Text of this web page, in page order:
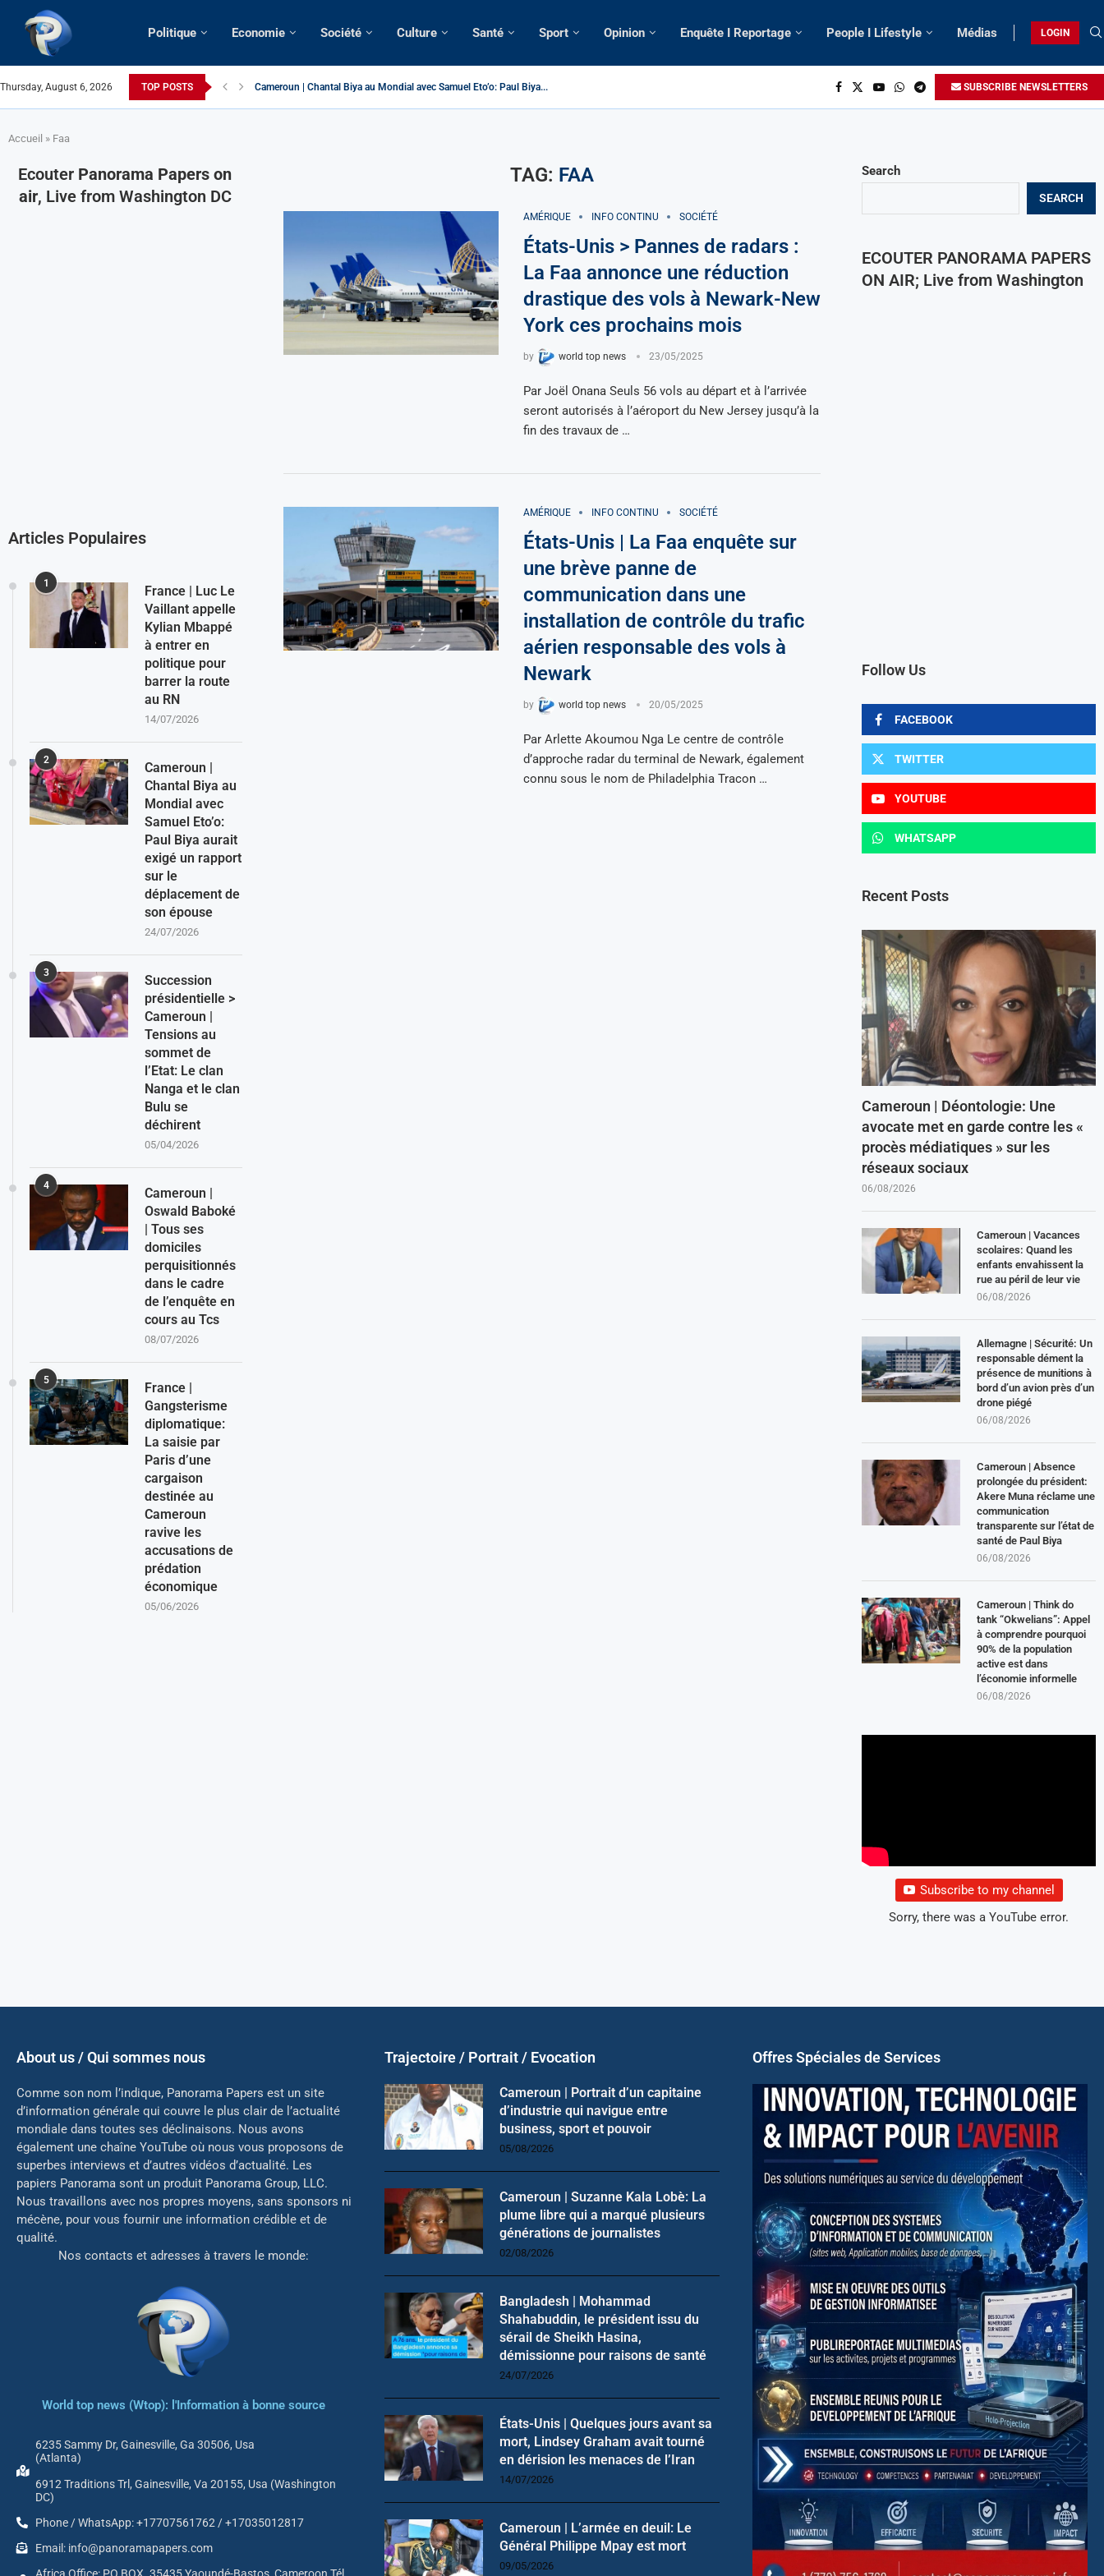
Politique Economie Société Culture Santé Sport Opinion Enquête I Reportage People I Lifestyle Médias LOGIN
Thursday, August 6, 2026 TOP POSTS
Cameroun | Chantal Biya au Mondial avec Samuel Eto’o: Paul Biya...
Succession présidentielle > Cameroun | Tensions au sommet de l’Etat: Le...
SUBSCRIBE NEWSLETTERS
Accueil » Faa
TAG: FAA
AMÉRIQUE INFO CONTINU SOCIÉTÉ
États-Unis > Pannes de radars :
La Faa annonce une réduction
drastique des vols à Newark-New
York ces prochains mois
by world top news 23/05/2025
Par Joël Onana Seuls 56 vols au départ et à l’arrivée
seront autorisés à l’aéroport du New Jersey jusqu’à la
fin des travaux de …
AMÉRIQUE INFO CONTINU SOCIÉTÉ
États-Unis | La Faa enquête sur
une brève panne de
communication dans une
installation de contrôle du trafic
aérien responsable des vols à
Newark
by world top news 20/05/2025
Par Arlette Akoumou Nga Le centre de contrôle
d’approche radar du terminal de Newark, également
connu sous le nom de Philadelphia Tracon …
Search
SEARCH
ECOUTER PANORAMA PAPERS
ON AIR; Live from Washington
Follow Us
FACEBOOK
TWITTER
YOUTUBE
WHATSAPP
Recent Posts
Cameroun | Déontologie: Une
avocate met en garde contre les «
procès médiatiques » sur les
réseaux sociaux
06/08/2026
Cameroun | Vacances
scolaires: Quand les
enfants envahissent la
rue au péril de leur vie
06/08/2026
Allemagne | Sécurité: Un
responsable dément la
présence de munitions à
bord d’un avion près d’un
drone piégé
06/08/2026
Cameroun | Absence
prolongée du président:
Akere Muna réclame une
communication
transparente sur l’état de
santé de Paul Biya
06/08/2026
Cameroun | Think do
tank “Okwelians”: Appel
à comprendre pourquoi
90% de la population
active est dans
l’économie informelle
06/08/2026
Subscribe to my channel
Sorry, there was a YouTube error.
Ecouter Panorama Papers on
air, Live from Washington DC
Articles Populaires
1
France | Luc Le
Vaillant appelle
Kylian Mbappé
à entrer en
politique pour
barrer la route
au RN
14/07/2026
2
Cameroun |
Chantal Biya au
Mondial avec
Samuel Eto’o:
Paul Biya aurait
exigé un rapport
sur le
déplacement de
son épouse
24/07/2026
3
Succession
présidentielle >
Cameroun |
Tensions au
sommet de
l’Etat: Le clan
Nanga et le clan
Bulu se
déchirent
05/04/2026
4
Cameroun |
Oswald Baboké
| Tous ses
domiciles
perquisitionnés
dans le cadre
de l’enquête en
cours au Tcs
08/07/2026
5
France |
Gangsterisme
diplomatique:
La saisie par
Paris d’une
cargaison
destinée au
Cameroun
ravive les
accusations de
prédation
économique
05/06/2026
About us / Qui sommes nous
Comme son nom l’indique, Panorama Papers est un site
d’information générale qui couvre le plus clair de l’actualité
mondiale dans toutes ses déclinaisons. Nous avons
également une chaîne YouTube où nous vous proposons de
superbes interviews et d’autres vidéos d’actualité. Les
papiers Panorama sont un produit Panorama Group, LLC.
Nous travaillons avec nos propres moyens, sans sponsors ni
mécène, pour vous fournir une information crédible et de
qualité.
Nos contacts et adresses à travers le monde:
World top news (Wtop): l'Information à bonne source
6235 Sammy Dr, Gainesville, Ga 30506, Usa
(Atlanta)
6912 Traditions Trl, Gainesville, Va 20155, Usa (Washington
DC)
Phone / WhatsApp: +17707561762 / +17035012817
Email: info@panoramapapers.com
Trajectoire / Portrait / Evocation
Cameroun | Portrait d’un capitaine
d’industrie qui navigue entre
business, sport et pouvoir
05/08/2026
Cameroun | Suzanne Kala Lobè: La
plume libre qui a marqué plusieurs
générations de journalistes
02/08/2026
Bangladesh | Mohammad
Shahabuddin, le président issu du
sérail de Sheikh Hasina,
démissionne pour raisons de santé
24/07/2026
États-Unis | Quelques jours avant sa
mort, Lindsey Graham avait tourné
en dérision les menaces de l’Iran
14/07/2026
Cameroun | L’armée en deuil: Le
Général Philippe Mpay est mort
09/05/2026
Offres Spéciales de Services